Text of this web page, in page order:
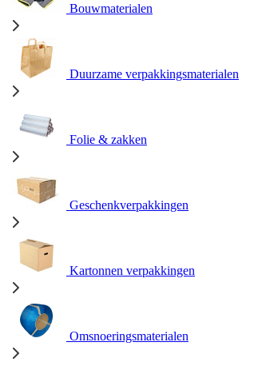
Bouwmaterialen
Duurzame verpakkingsmaterialen
Folie & zakken
Geschenkverpakkingen
Kartonnen verpakkingen
Omsnoeringsmaterialen